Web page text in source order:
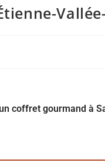
coffret gourmand à